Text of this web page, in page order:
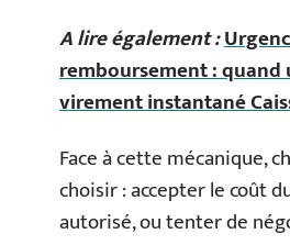
A lire également :
remboursement : quand
virement instantané
Face à cette mécanique,
choisir : accepter le coût
autorisé, ou tenter de